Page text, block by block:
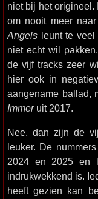
niet bij het origineel.
om nooit meer
Angels leunt te
niet echt wil
de vijf tracks zeer
hier ook in
aangename ballad,
Immeruit 2017.
Nee, dan zijn de
leuker. De
2024 en 2025 en
indrukwekkend is.
heeft gezien kan